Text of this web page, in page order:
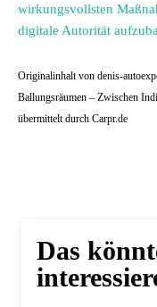
wirkungsvollsten
digitale Autorität
Originalinhalt von denis-
Ballungsräumen – Zwischen
übermittelt durch Carpr.de
Das